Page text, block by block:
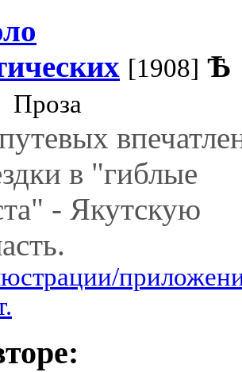
[1908] Ѣ
Проза
в "гиблые
- Якутскую